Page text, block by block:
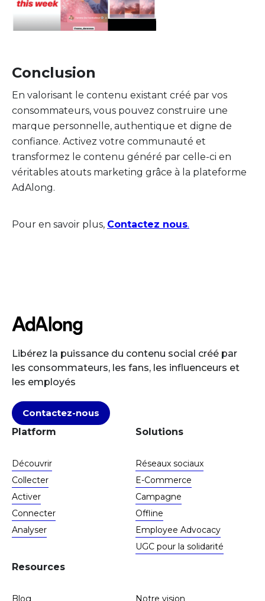
Conclusion
En valorisant le contenu existant créé par vos
consommateurs, vous pouvez construire une
marque personnelle, authentique et digne de
confiance. Activez votre communauté et
transformez le contenu généré par celle-ci en
véritables atouts marketing grâce à la plateforme
AdAlong.
Pour en savoir plus, Contactez nous.
Libérez la puissance du contenu social créé par
les consommateurs, les fans, les influenceurs et
les employés
Contactez-nous
Platform
Découvrir
Collecter
Activer
Connecter
Analyser
Solutions
Réseaux sociaux
E-Commerce
Campagne
Offline
Employee Advocacy
UGC pour la solidarité
Resources
Blog Notre vision